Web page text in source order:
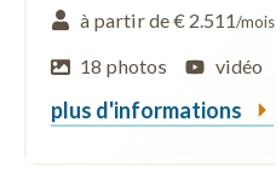
à partir de € 2.511/mois
18 photos
vidéo
plus d'informations